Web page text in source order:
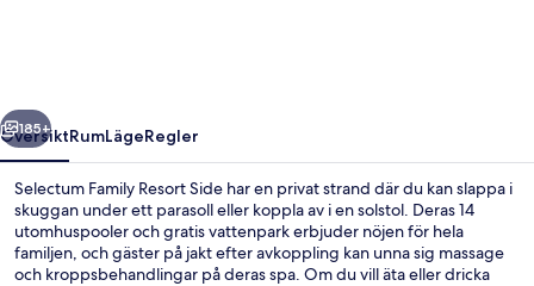
Nästa
185+
ÖversiktRumLägeRegler
Selectum Family Resort Side har en privat strand där du kan slappa i
skuggan under ett parasoll eller koppla av i en solstol. Deras 14
utomhuspooler och gratis vattenpark erbjuder nöjen för hela
familjen, och gäster på jakt efter avkoppling kan unna sig massage
och kroppsbehandlingar på deras spa. Om du vill äta eller dricka